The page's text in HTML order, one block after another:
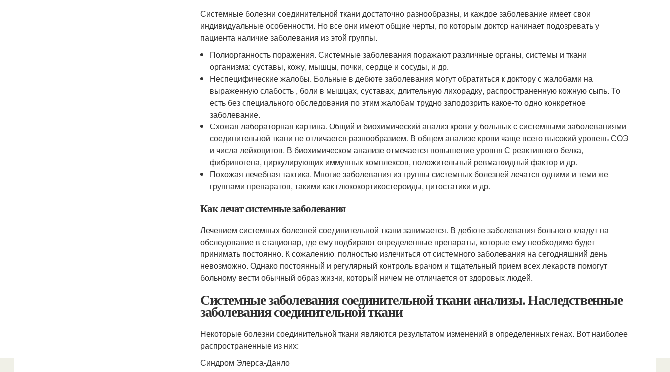
Системные болезни соединительной ткани достаточно разнообразны, и каждое заболевание имеет свои
индивидуальные особенности. Но все они имеют общие черты, по которым доктор начинает подозревать у
пациента наличие заболевания из этой группы.
Полиорганность поражения. Системные заболевания поражают различные органы, системы и ткани
организма: суставы, кожу, мышцы, почки, сердце и сосуды, и др.
Неспецифические жалобы. Больные в дебюте заболевания могут обратиться к доктору с жалобами на
выраженную слабость , боли в мышцах, суставах, длительную лихорадку, распространенную кожную сыпь. То
есть без специального обследования по этим жалобам трудно заподозрить какое-то одно конкретное
заболевание.
Схожая лабораторная картина. Общий и биохимический анализ крови у больных с системными заболеваниями
соединительной ткани не отличается разнообразием. В общем анализе крови чаще всего высокий уровень СОЭ
и числа лейкоцитов. В биохимическом анализе отмечается повышение уровня С реактивного белка,
фибриногена, циркулирующих иммунных комплексов, положительный ревматоидный фактор и др.
Похожая лечебная тактика. Многие заболевания из группы системных болезней лечатся одними и теми же
группами препаратов, такими как глюкокортикостероиды, цитостатики и др.
Как лечат системные заболевания
Лечением системных болезней соединительной ткани занимается. В дебюте заболевания больного кладут на
обследование в стационар, где ему подбирают определенные препараты, которые ему необходимо будет
принимать постоянно. К сожалению, полностью излечиться от системного заболевания на сегодняшний день
невозможно. Однако постоянный и регулярный контроль врачом и тщательный прием всех лекарств помогут
больному вести обычный образ жизни, который ничем не отличается от здоровых людей.
Системные заболевания соединительной ткани анализы. Наследственные
заболевания соединительной ткани
Некоторые болезни соединительной ткани являются результатом изменений в определенных генах. Вот наиболее
распространенные из них:
Синдром Элерса-Данло